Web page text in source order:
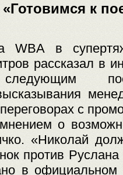
к
WBA в
рассказал в
с
о
«Николай
против
в официальном